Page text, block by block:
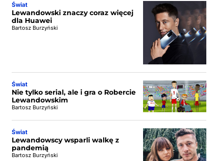
Świat
Lewandowski znaczy coraz więcej
dla Huawei
Bartosz Burzyński
Świat
Nie tylko serial, ale i gra o Robercie
Lewandowskim
Bartosz Burzyński
Świat
Lewandowscy wsparli walkę z
pandemią
Bartosz Burzyński